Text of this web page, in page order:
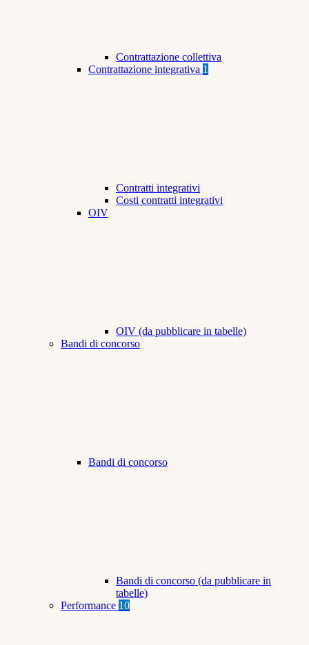
Contrattazione collettiva
Contrattazione integrativa 1
Contratti integrativi
Costi contratti integrativi
OIV
OIV (da pubblicare in tabelle)
Bandi di concorso
Bandi di concorso
Bandi di concorso (da pubblicare in
tabelle)
Performance 10